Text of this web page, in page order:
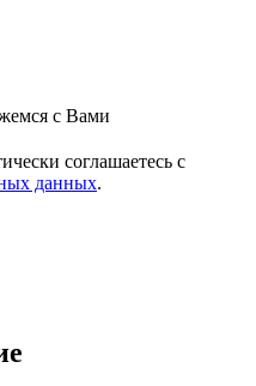
с Вами
соглашаетесь с
данных.